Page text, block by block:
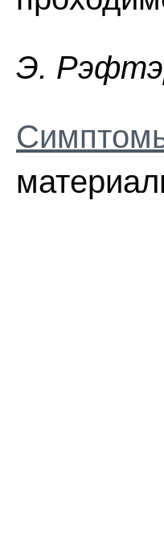
Э.